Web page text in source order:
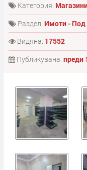
Категория:
Раздел: Имоти -
Видяна: 17552
Публикувана: преди